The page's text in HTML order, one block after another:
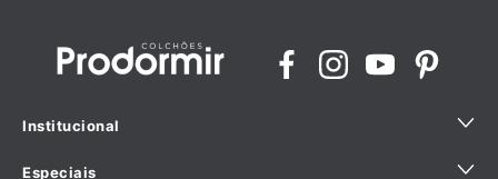
Institucional
Especiais